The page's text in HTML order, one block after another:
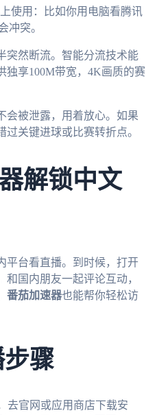
使用：比如你用电脑看腾讯
冲突。
突然断流。智能分流技术能
独享100M带宽，4K画质的赛
会被泄露，用着放心。如果
关键进球或比赛转折点。
解锁中文
平台看直播。到时候，打开
国内朋友一起评论互动，
番茄加速器也能帮你轻松访
骤
去官网或应用商店下载安